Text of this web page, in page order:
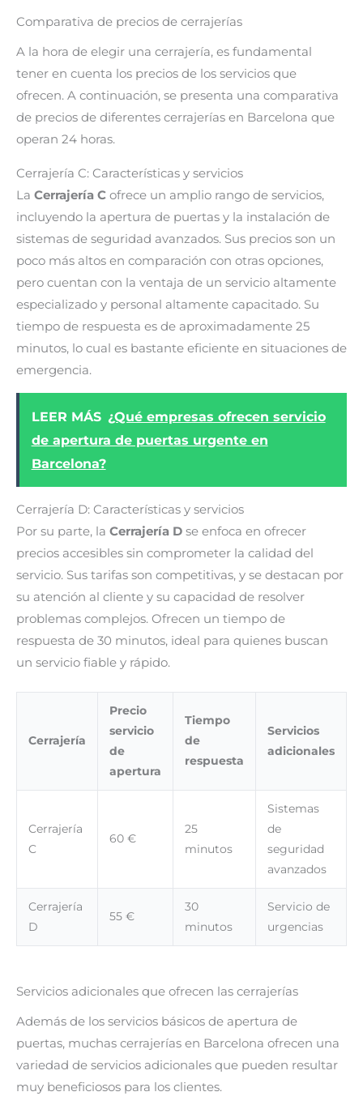
Comparativa de precios de cerrajerías
A la hora de elegir una cerrajería, es fundamental
tener en cuenta los precios de los servicios que
ofrecen. A continuación, se presenta una comparativa
de precios de diferentes cerrajerías en Barcelona que
operan 24 horas.
Cerrajería C: Características y servicios
La Cerrajería C ofrece un amplio rango de servicios,
incluyendo la apertura de puertas y la instalación de
sistemas de seguridad avanzados. Sus precios son un
poco más altos en comparación con otras opciones,
pero cuentan con la ventaja de un servicio altamente
especializado y personal altamente capacitado. Su
tiempo de respuesta es de aproximadamente 25
minutos, lo cual es bastante eficiente en situaciones de
emergencia.
LEER MÁS ¿Qué empresas ofrecen servicio
de apertura de puertas urgente en
Barcelona?
Cerrajería D: Características y servicios
Por su parte, la Cerrajería D se enfoca en ofrecer
precios accesibles sin comprometer la calidad del
servicio. Sus tarifas son competitivas, y se destacan por
su atención al cliente y su capacidad de resolver
problemas complejos. Ofrecen un tiempo de
respuesta de 30 minutos, ideal para quienes buscan
un servicio fiable y rápido.
Cerrajería
Precio
servicio
de
apertura
Tiempo
de
respuesta
Servicios
adicionales
Cerrajería
C
60 €
25
minutos
Sistemas
de
seguridad
avanzados
Cerrajería
D
55 €
30
minutos
Servicio de
urgencias
Servicios adicionales que ofrecen las cerrajerías
Además de los servicios básicos de apertura de
puertas, muchas cerrajerías en Barcelona ofrecen una
variedad de servicios adicionales que pueden resultar
muy beneficiosos para los clientes.